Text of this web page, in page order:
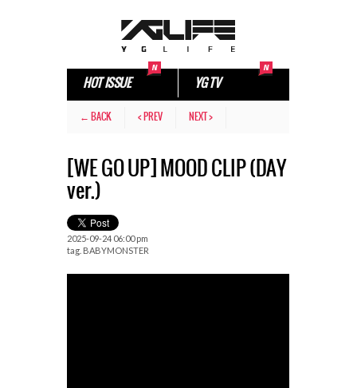
HOT ISSUE YG TV
← BACK < PREV NEXT >
[WE GO UP] MOOD CLIP (DAY
ver.)
2025-09-24 06:00 pm
tag. BABYMONSTER